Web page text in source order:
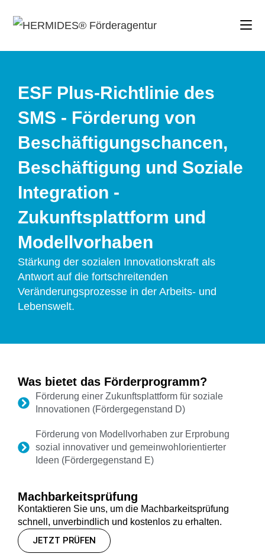
ESF Plus-Richtlinie des
SMS - Förderung von
Beschäftigungschancen,
Beschäftigung und Soziale
Integration -
Zukunftsplattform und
Modellvorhaben
Stärkung der sozialen Innovationskraft als
Antwort auf die fortschreitenden
Veränderungsprozesse in der Arbeits- und
Lebenswelt.
Was bietet das Förderprogramm?
​​​​​​​​​​Förderung einer Zukunftsplattform für soziale
Innovationen (Fördergegenstand D)
Förderung von Modellvorhaben zur Erprobung
sozial innovativer und gemeinwohlorientierter
Ideen (Fördergegenstand E)
Machbarkeitsprüfung
Kontaktieren Sie uns, um die Machbarkeitsprüfung
schnell, unverbindlich und kostenlos zu erhalten.
JETZT PRÜFEN